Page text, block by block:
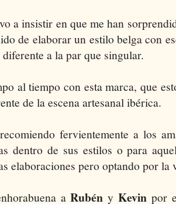
a insistir en que me han
de elaborar un estilo belga con
diferente a la par que singular.
al tiempo con esta marca, que
de la escena artesanal ibérica.
fervientemente a los
dentro de sus estilos o para
elaboraciones pero optando por la
aRubén yKevin por